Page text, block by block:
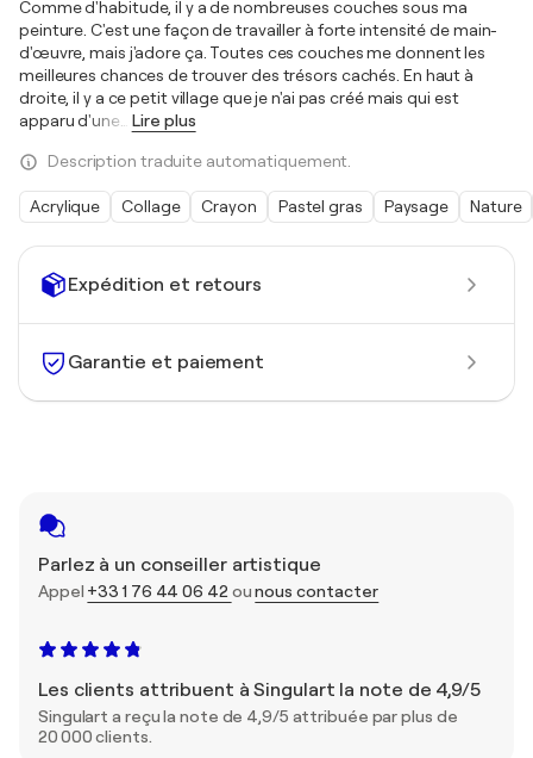
Expédition et retours
Garantie et paiement
Parlez à un conseiller artistique
Appel +33 1 76 44 06 42ounous contacter
Les clients attribuent à Singulart la note de 4,9/5
Singulart a reçu la note de 4,9/5 attribuée par plus de
20 000 clients.
Comme d'habitude, il y a de nombreuses couches sous ma
peinture. C'est une façon de travailler à forte intensité de main-
d'œuvre, mais j'adore ça. Toutes ces couches me donnent les
meilleures chances de trouver des trésors cachés. En haut à
droite, il y a ce petit village que je n'ai pas créé mais qui est
apparu d'une… Lire plus
Description traduite automatiquement.
Acrylique Collage Crayon Pastel gras Paysage Nature